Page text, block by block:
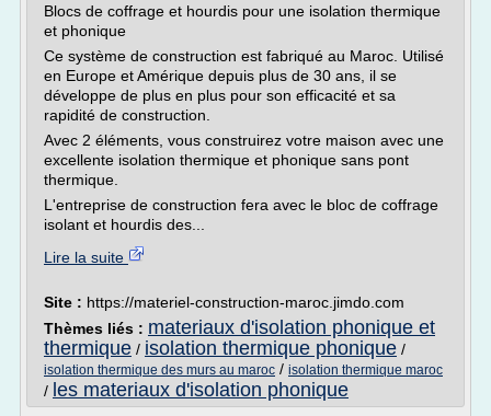
Blocs de coffrage et hourdis pour une isolation thermique
et phonique
Ce système de construction est fabriqué au Maroc. Utilisé
en Europe et Amérique depuis plus de 30 ans, il se
développe de plus en plus pour son efficacité et sa
rapidité de construction.
Avec 2 éléments, vous construirez votre maison avec une
excellente isolation thermique et phonique sans pont
thermique.
L'entreprise de construction fera avec le bloc de coffrage
isolant et hourdis des...
Lire la suite
Site : https://materiel-construction-maroc.jimdo.com
Thèmes liés : materiaux d'isolation phonique et
thermique / isolation thermique phonique /
isolation thermique des murs au maroc / isolation thermique maroc
/ les materiaux d'isolation phonique